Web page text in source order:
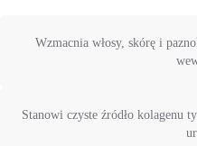
Wzmacnia włosy, skórę i
Stanowi czyste źródło kolagenu